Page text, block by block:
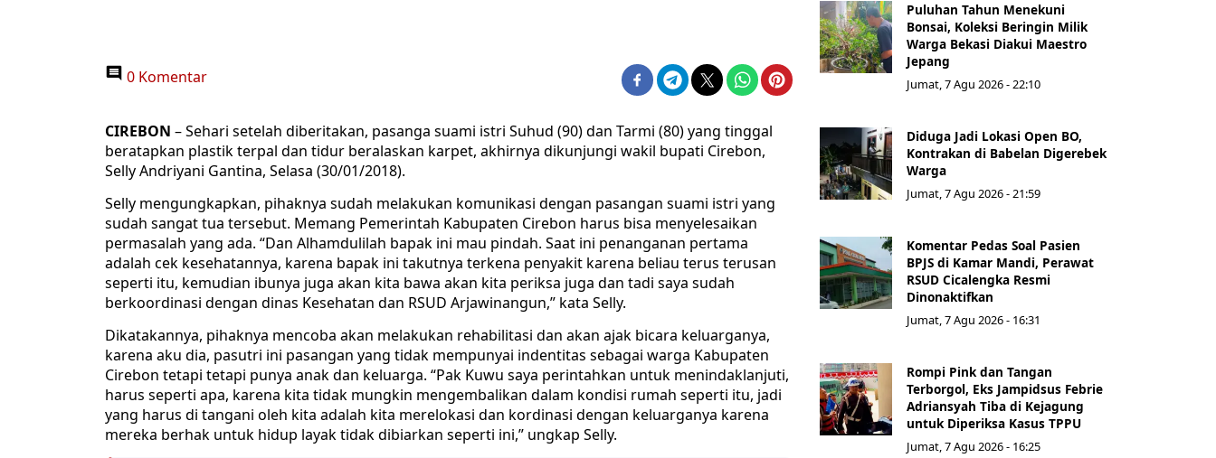
0 Komentar
CIREBON – Sehari setelah diberitakan, pasanga suami istri Suhud (90) dan Tarmi (80) yang tinggal
beratapkan plastik terpal dan tidur beralaskan karpet, akhirnya dikunjungi wakil bupati Cirebon,
Selly Andriyani Gantina, Selasa (30/01/2018).
Selly mengungkapkan, pihaknya sudah melakukan komunikasi dengan pasangan suami istri yang
sudah sangat tua tersebut. Memang Pemerintah Kabupaten Cirebon harus bisa menyelesaikan
permasalah yang ada. “Dan Alhamdulilah bapak ini mau pindah. Saat ini penanganan pertama
adalah cek kesehatannya, karena bapak ini takutnya terkena penyakit karena beliau terus terusan
seperti itu, kemudian ibunya juga akan kita bawa akan kita periksa juga dan tadi saya sudah
berkoordinasi dengan dinas Kesehatan dan RSUD Arjawinangun,” kata Selly.
Dikatakannya, pihaknya mencoba akan melakukan rehabilitasi dan akan ajak bicara keluarganya,
karena aku dia, pasutri ini pasangan yang tidak mempunyai indentitas sebagai warga Kabupaten
Cirebon tetapi tetapi punya anak dan keluarga. “Pak Kuwu saya perintahkan untuk menindaklanjuti,
harus seperti apa, karena kita tidak mungkin mengembalikan dalam kondisi rumah seperti itu, jadi
yang harus di tangani oleh kita adalah kita merelokasi dan kordinasi dengan keluarganya karena
mereka berhak untuk hidup layak tidak dibiarkan seperti ini,” ungkap Selly.
Puluhan Tahun Menekuni
Bonsai, Koleksi Beringin Milik
Warga Bekasi Diakui Maestro
Jepang
Jumat, 7 Agu 2026 - 22:10
Diduga Jadi Lokasi Open BO,
Kontrakan di Babelan Digerebek
Warga
Jumat, 7 Agu 2026 - 21:59
Komentar Pedas Soal Pasien
BPJS di Kamar Mandi, Perawat
RSUD Cicalengka Resmi
Dinonaktifkan
Jumat, 7 Agu 2026 - 16:31
Rompi Pink dan Tangan
Terborgol, Eks Jampidsus Febrie
Adriansyah Tiba di Kejagung
untuk Diperiksa Kasus TPPU
Jumat, 7 Agu 2026 - 16:25